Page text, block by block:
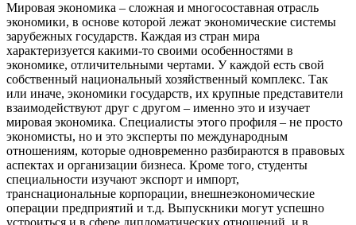
Мировая экономика – сложная и многосоставная отрасль
экономики, в основе которой лежат экономические системы
зарубежных государств. Каждая из стран мира
характеризуется какими-то своими особенностями в
экономике, отличительными чертами. У каждой есть свой
собственный национальный хозяйственный комплекс. Так
или иначе, экономики государств, их крупные представители
взаимодействуют друг с другом – именно это и изучает
мировая экономика. Специалисты этого профиля – не просто
экономисты, но и это эксперты по международным
отношениям, которые одновременно разбираются в правовых
аспектах и организации бизнеса. Кроме того, студенты
специальности изучают экспорт и импорт,
транснациональные корпорации, внешнеэкономические
операции предприятий и т.д. Выпускники могут успешно